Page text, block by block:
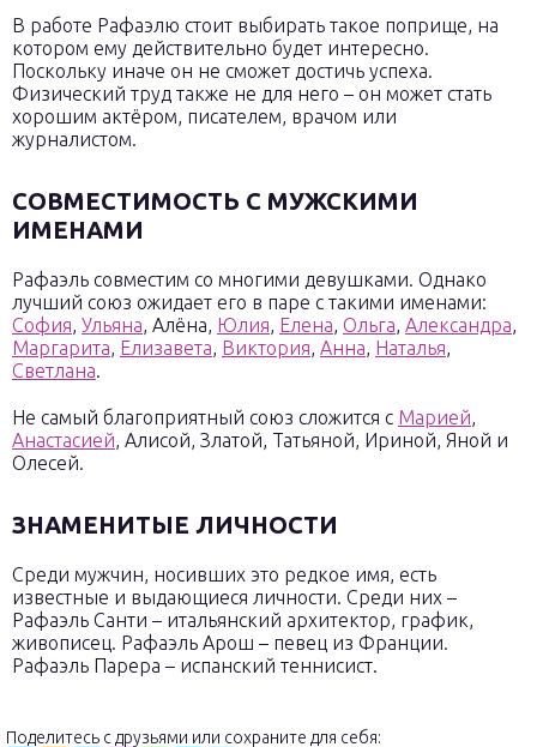
В работе Рафаэлю стоит выбирать такое поприще, на
котором ему действительно будет интересно.
Поскольку иначе он не сможет достичь успеха.
Физический труд также не для него – он может стать
хорошим актёром, писателем, врачом или
журналистом.
СОВМЕСТИМОСТЬ С МУЖСКИМИ
ИМЕНАМИ
Рафаэль совместим со многими девушками. Однако
лучший союз ожидает его в паре с такими именами:
София, Ульяна, Алёна, Юлия, Елена, Ольга, Александра,
Маргарита, Елизавета, Виктория, Анна, Наталья,
Светлана.
Не самый благоприятный союз сложится с Марией,
Анастасией, Алисой, Златой, Татьяной, Ириной, Яной и
Олесей.
ЗНАМЕНИТЫЕ ЛИЧНОСТИ
Среди мужчин, носивших это редкое имя, есть
известные и выдающиеся личности. Среди них –
Рафаэль Санти – итальянский архитектор, график,
живописец. Рафаэль Арош – певец из Франции.
Рафаэль Парера – испанский теннисист.
Поделитесь с друзьями или сохраните для себя: